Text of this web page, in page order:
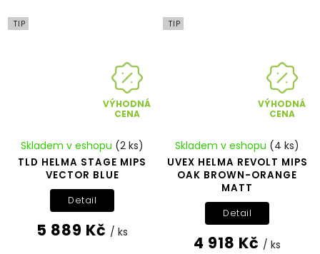
TIP
VÝHODNÁ
CENA
TLD HELMA STAGE MIPS
VECTOR BLUE
Skladem v eshopu (2 ks)
5 889 Kč / ks
Detail
TIP
VÝHODNÁ
CENA
UVEX HELMA REVOLT MIPS
OAK BROWN-ORANGE
MATT
Skladem v eshopu (4 ks)
4 918 Kč / ks
Detail